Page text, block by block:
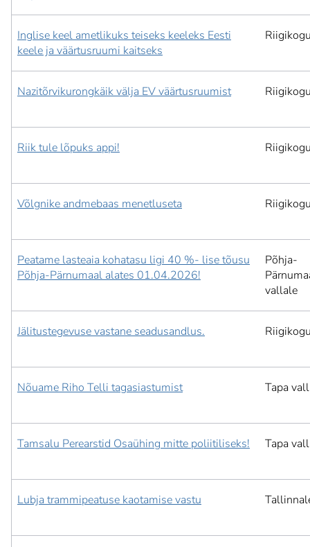
Inglise keel ametlikuks teiseks keeleks Eesti
keele ja väärtusruumi kaitseks
Nazitõrvikurongkäik välja EV väärtusruumist
Riik tule lõpuks appi!
Võlgnike andmebaas menetluseta
Peatame lasteaia kohatasu ligi 40 %- lise tõusu
Põhja-Pärnumaal alates 01.04.2026!
Põhja-
vallale
Jälitustegevuse vastane seadusandlus.
Nõuame Riho Telli tagasiastumist Tapa
Tamsalu Perearstid Osaühing mitte poliitiliseks! Tapa
Lubja trammipeatuse kaotamise vastu